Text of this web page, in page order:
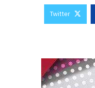
Twitter